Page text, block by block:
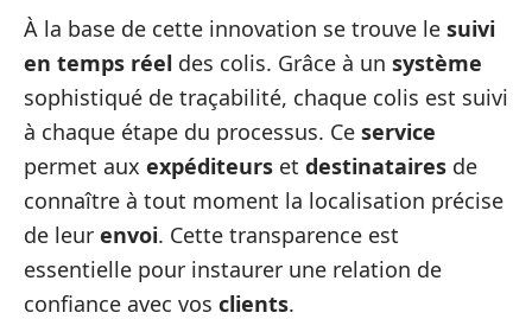
À la base de cette innovation se trouve le suivi
en temps réel des colis. Grâce à un système
sophistiqué de traçabilité, chaque colis est suivi
à chaque étape du processus. Ce service
permet aux expéditeurs et destinataires de
connaître à tout moment la localisation précise
de leur envoi. Cette transparence est
essentielle pour instaurer une relation de
confiance avec vos clients.